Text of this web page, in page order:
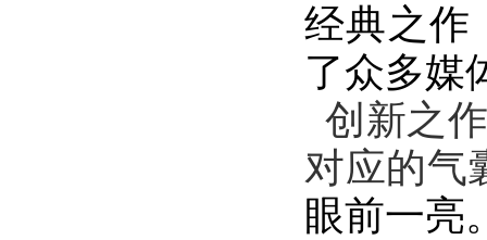
经典之作
了众多媒
创新之
对应的气
眼前一亮